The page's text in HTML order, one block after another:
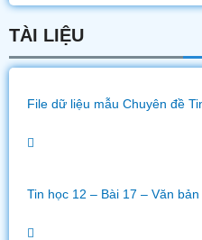
TÀI LIỆU
File dữ liệu mẫu Chuyên đề
Tin học 12 – Bài 17 – Văn